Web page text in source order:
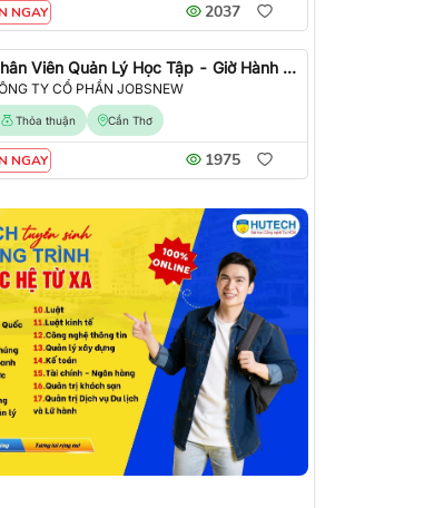
NGAY 2037
Nhân Viên Quản Lý Học Tập - Giờ Hành Chính
TY CỔ PHẦN JOBSNEW
Thỏa thuận Cần Thơ
NGAY 1975